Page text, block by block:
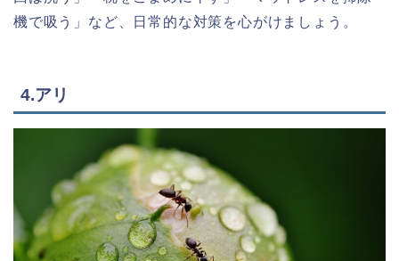
機で吸う」など、日常的な対策を心がけましょう。
4.アリ